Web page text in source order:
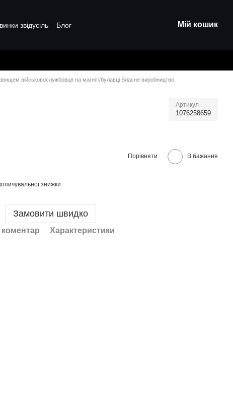
звідусіль
Блог
Мій кошик
військовослужбовця на магніті/булавці Власне виробництво
Артикул
1076258659
Порівняти В бажання
знижки
Замовити швидко
коментар Характеристики